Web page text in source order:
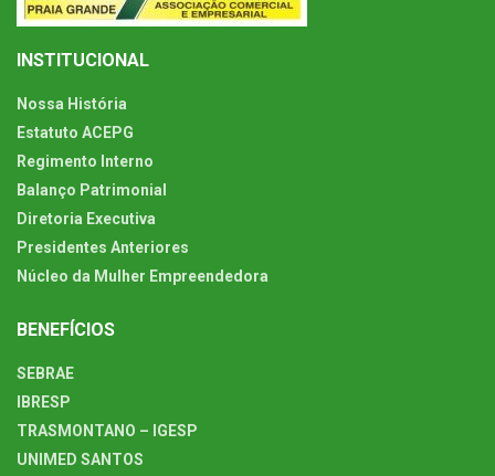
INSTITUCIONAL
Nossa História
Estatuto ACEPG
Regimento Interno
Balanço Patrimonial
Diretoria Executiva
Presidentes Anteriores
Núcleo da Mulher Empreendedora
BENEFÍCIOS
SEBRAE
IBRESP
TRASMONTANO – IGESP
UNIMED SANTOS